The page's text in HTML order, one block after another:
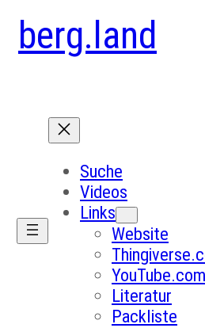
berg.land
Suche
Videos
Links
Website
YouTube.com
Literatur
Packliste